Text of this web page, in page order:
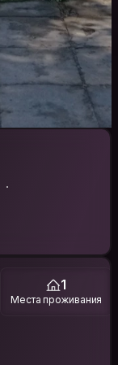
1
Места проживания